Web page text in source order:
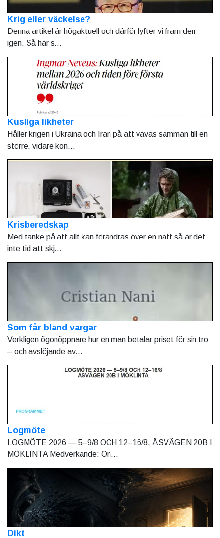
Krig eller väckelse?
Denna artikel är högaktuell och därför lyfter vi fram den
igen. Så här s...
Kusliga likheter
Håller krigen i Ukraina och Iran på att vävas samman till en
större, vidare kon...
Krisberedskap
Med tanke på att allt kan förändras över en natt så är det
inte tid att skj...
Som får bland vargar
Verkligen ögonöppnare hur en man betalar priset för sin tro
– och avslöjande av...
Logmöte
LOGMÖTE 2026 — 5–9/8 OCH 12–16/8, ÅSVÄGEN 20B I
MÖKLINTA Medverkande: On...
Dikt